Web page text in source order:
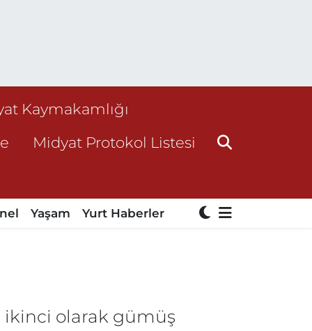
Kaymakamlığı
Midyat Protokol Listesi
Yaşam Yurt Haberler
ikinci olarak gümüş